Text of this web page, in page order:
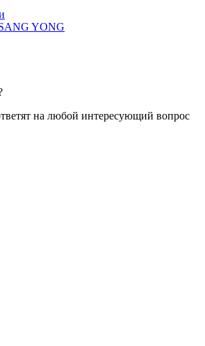
YONG
на любой интересующий вопрос